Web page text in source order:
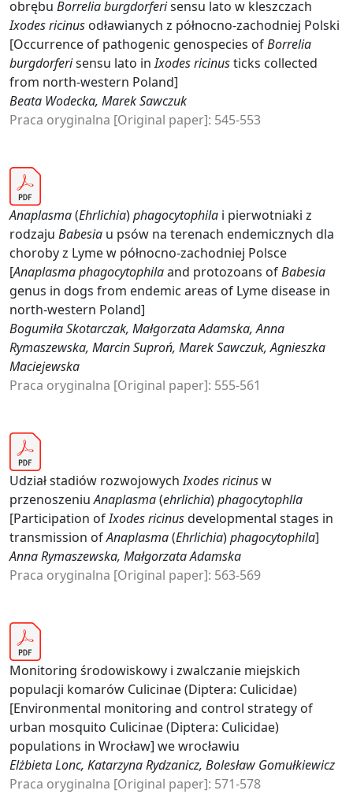
obrębu Borrelia burgdorferisensu lato w kleszczach
Ixodes ricinus odławianych z północno-zachodniej Polski
[Occurrence of pathogenic genospecies ofBorrelia
burgdorferisensu lato inIxodes ricinusticks collected
from north-western Poland]
Beata Wodecka, Marek Sawczuk
Praca oryginalna [Original paper]: 545-553
Anaplasma(Ehrlichia)phagocytophila i pierwotniaki z
rodzaju Babesia u psów na terenach endemicznych dla
choroby z Lyme w północno-zachodniej Polsce
[Anaplasma phagocytophilaand protozoans ofBabesia
genus in dogs from endemic areas of Lyme disease in
north-western Poland]
Bogumiła Skotarczak, Małgorzata Adamska, Anna
Rymaszewska, Marcin Suproń, Marek Sawczuk, Agnieszka
Maciejewska
Praca oryginalna [Original paper]: 555-561
Udział stadiów rozwojowychIxodes ricinusw
przenoszeniuAnaplasma(ehrlichia)phagocytophlla
[Participation ofIxodes ricinusdevelopmental stages in
transmission ofAnaplasma(Ehrlichia)phagocytophila]
Anna Rymaszewska, Małgorzata Adamska
Praca oryginalna [Original paper]: 563-569
Monitoring środowiskowy i zwalczanie miejskich
populacji komarów Culicinae (Diptera: Culicidae)
[Environmental monitoring and control strategy of
urban mosquito Culicinae (Diptera: Culicidae)
populations in Wrocław] we wrocławiu
Elżbieta Lonc, Katarzyna Rydzanicz, Bolesław Gomułkiewicz
Praca oryginalna [Original paper]: 571-578